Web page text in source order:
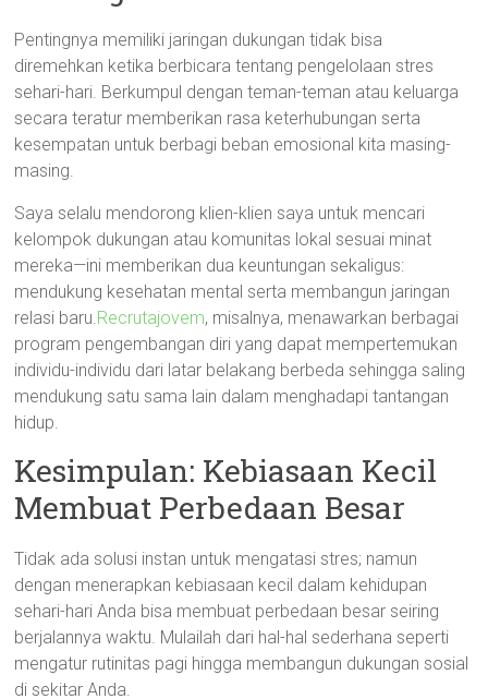
Pentingnya memiliki jaringan dukungan tidak bisa
diremehkan ketika berbicara tentang pengelolaan stres
sehari-hari. Berkumpul dengan teman-teman atau keluarga
secara teratur memberikan rasa keterhubungan serta
kesempatan untuk berbagi beban emosional kita masing-
masing.
Saya selalu mendorong klien-klien saya untuk mencari
kelompok dukungan atau komunitas lokal sesuai minat
mereka—ini memberikan dua keuntungan sekaligus:
mendukung kesehatan mental serta membangun jaringan
relasi baru.Recrutajovem, misalnya, menawarkan berbagai
program pengembangan diri yang dapat mempertemukan
individu-individu dari latar belakang berbeda sehingga saling
mendukung satu sama lain dalam menghadapi tantangan
hidup.
Kesimpulan: Kebiasaan Kecil
Membuat Perbedaan Besar
Tidak ada solusi instan untuk mengatasi stres; namun
dengan menerapkan kebiasaan kecil dalam kehidupan
sehari-hari Anda bisa membuat perbedaan besar seiring
berjalannya waktu. Mulailah dari hal-hal sederhana seperti
mengatur rutinitas pagi hingga membangun dukungan sosial
di sekitar Anda.